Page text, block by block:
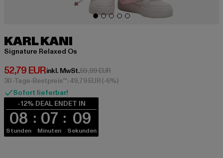
KARL KANI
Signature Relaxed Os
52,79 EUR
Derzeitiger Preis: 52,79 EUR
inkl. MwSt.59,99 EURAktionspreis: 59,99 EUR
30-Tage-Bestpreis**: 49,79 EUR(-6%)
Sofort lieferbar!
-12% DEAL ENDET IN
08
Stunden
07
Minuten
09
Sekunden